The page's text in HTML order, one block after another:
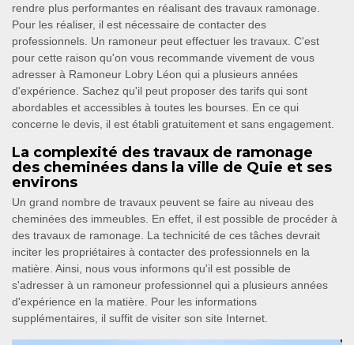
rendre plus performantes en réalisant des travaux ramonage.
Pour les réaliser, il est nécessaire de contacter des
professionnels. Un ramoneur peut effectuer les travaux. C'est
pour cette raison qu'on vous recommande vivement de vous
adresser à Ramoneur Lobry Léon qui a plusieurs années
d'expérience. Sachez qu'il peut proposer des tarifs qui sont
abordables et accessibles à toutes les bourses. En ce qui
concerne le devis, il est établi gratuitement et sans engagement.
La complexité des travaux de ramonage
des cheminées dans la ville de Quie et ses
environs
Un grand nombre de travaux peuvent se faire au niveau des
cheminées des immeubles. En effet, il est possible de procéder à
des travaux de ramonage. La technicité de ces tâches devrait
inciter les propriétaires à contacter des professionnels en la
matière. Ainsi, nous vous informons qu'il est possible de
s'adresser à un ramoneur professionnel qui a plusieurs années
d'expérience en la matière. Pour les informations
supplémentaires, il suffit de visiter son site Internet.